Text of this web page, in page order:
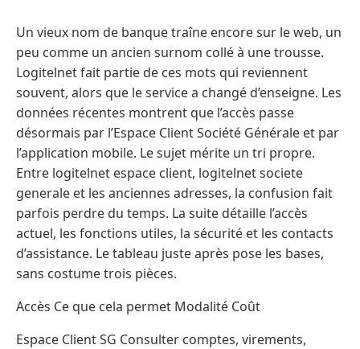
Un vieux nom de banque traîne encore sur le web, un
peu comme un ancien surnom collé à une trousse.
Logitelnet fait partie de ces mots qui reviennent
souvent, alors que le service a changé d’enseigne. Les
données récentes montrent que l’accès passe
désormais par l’Espace Client Société Générale et par
l’application mobile. Le sujet mérite un tri propre.
Entre logitelnet espace client, logitelnet societe
generale et les anciennes adresses, la confusion fait
parfois perdre du temps. La suite détaille l’accès
actuel, les fonctions utiles, la sécurité et les contacts
d’assistance. Le tableau juste après pose les bases,
sans costume trois pièces.
Accès Ce que cela permet Modalité Coût
Espace Client SG Consulter comptes, virements,